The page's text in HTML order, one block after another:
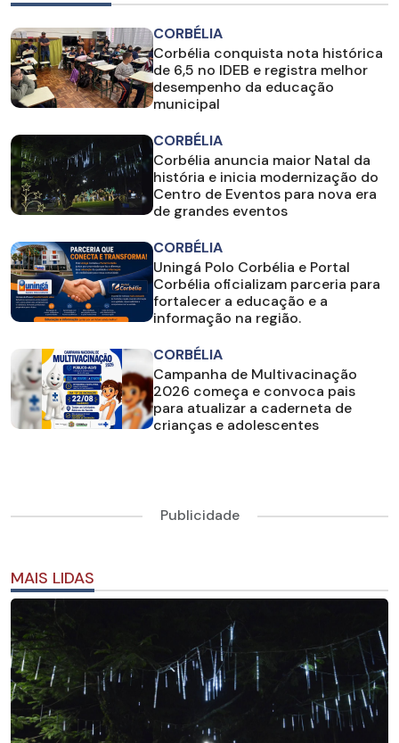
CORBÉLIA
Corbélia conquista nota histórica
de 6,5 no IDEB e registra melhor
desempenho da educação
municipal
CORBÉLIA
Corbélia anuncia maior Natal da
história e inicia modernização do
Centro de Eventos para nova era
de grandes eventos
CORBÉLIA
Uningá Polo Corbélia e Portal
Corbélia oficializam parceria para
fortalecer a educação e a
informação na região.
CORBÉLIA
Campanha de Multivacinação
2026 começa e convoca pais
para atualizar a caderneta de
crianças e adolescentes
Publicidade
MAIS LIDAS